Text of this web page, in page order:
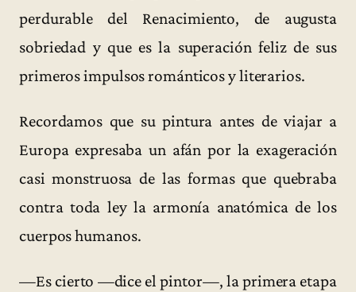
perdurable del Renacimiento, de augusta
sobriedad y que es la superación feliz de sus
primeros impulsos románticos y literarios.
Recordamos que su pintura antes de viajar a
Europa expresaba un afán por la exageración
casi monstruosa de las formas que quebraba
contra toda ley la armonía anatómica de los
cuerpos humanos.
—Es cierto —dice el pintor—, la primera etapa